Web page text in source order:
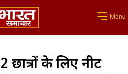
Menu
2 छात्रों के लिए नीट